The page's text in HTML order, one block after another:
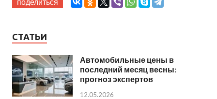
СТАТЬИ
Автомобильные цены в
последний месяц весны:
прогноз экспертов
12.05.2026